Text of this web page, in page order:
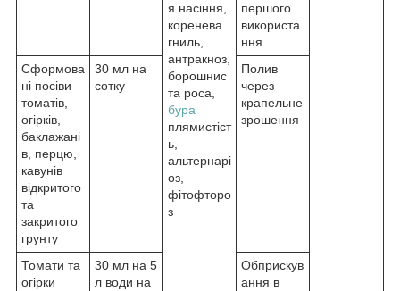
я насіння,
коренева
гниль,
антракноз,
борошнис
та роса,
бура
плямистіст
ь,
альтернарі
оз,
фітофторо
з
першого
використа
ння
Сформова
ні посіви
томатів,
огірків,
баклажані
в, перцю,
кавунів
відкритого
та
закритого
грунту
30 мл на
сотку
Полив
через
крапельне
зрошення
Томати та
огірки
30 мл на 5
л води на
Обприскув
ання в